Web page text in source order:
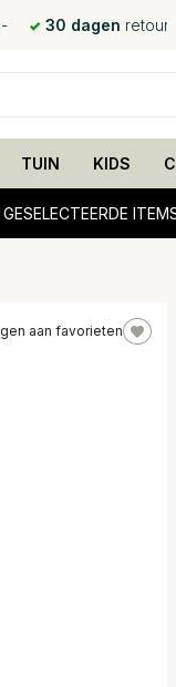
30 dagen retour
TUIN KIDS
aan favorieten